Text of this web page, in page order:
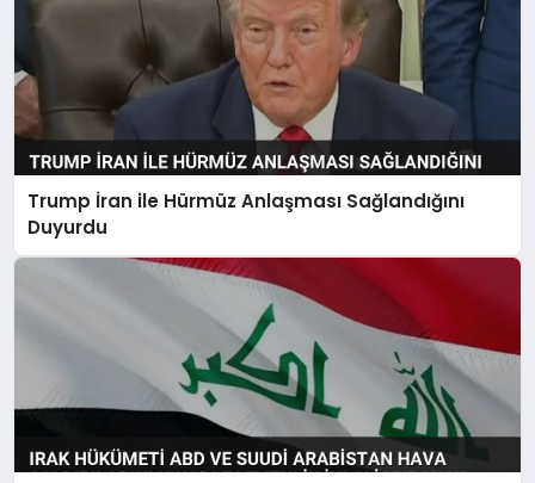
Trump İran ile Hürmüz Anlaşması Sağlandığını
Duyurdu